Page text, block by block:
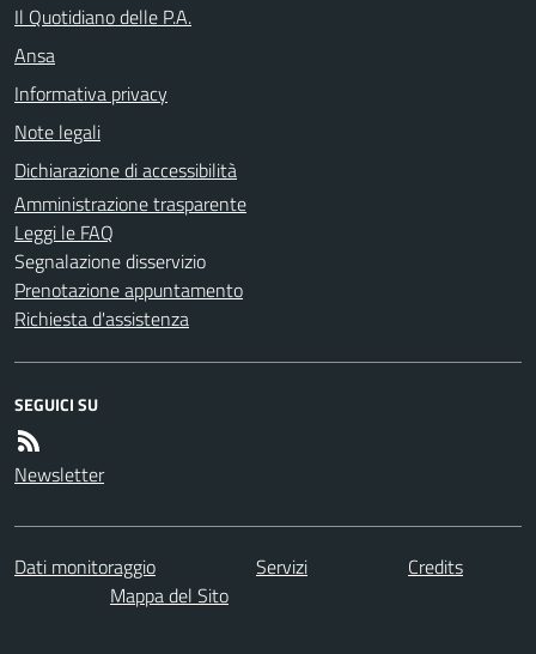
Il Quotidiano delle P.A.
Ansa
Informativa privacy
Note legali
Dichiarazione di accessibilità
Amministrazione trasparente
Leggi le FAQ
Segnalazione disservizio
Prenotazione appuntamento
Richiesta d'assistenza
SEGUICI SU
Newsletter
Dati monitoraggio Servizi
Credits
Mappa del Sito